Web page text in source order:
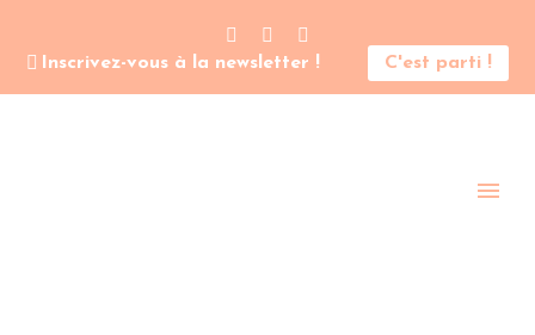
Inscrivez-vous à la newsletter ! C'est parti !